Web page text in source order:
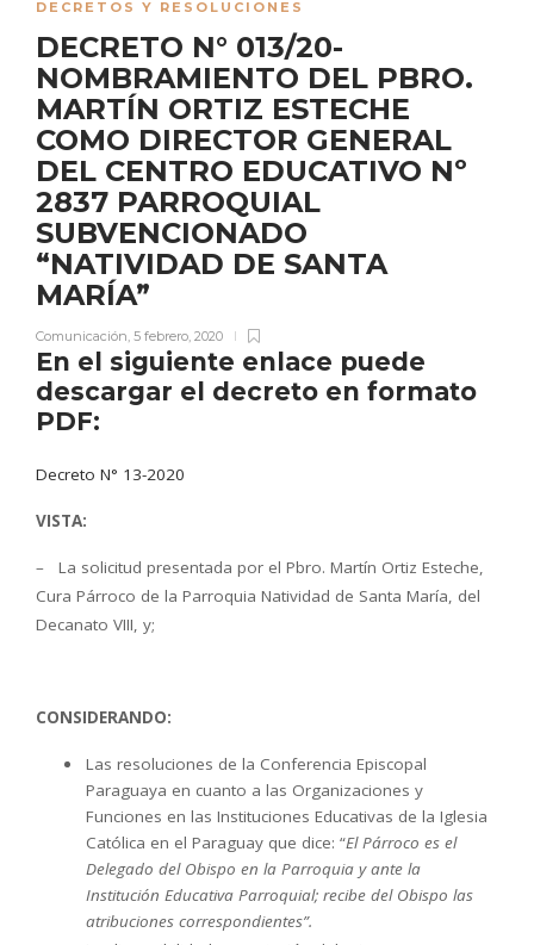
DECRETOS Y RESOLUCIONES
DECRETO N° 013/20-
NOMBRAMIENTO DEL PBRO.
MARTÍN ORTIZ ESTECHE
COMO DIRECTOR GENERAL
DEL CENTRO EDUCATIVO Nº
2837 PARROQUIAL
SUBVENCIONADO
“NATIVIDAD DE SANTA
MARÍA”
Comunicación, 5 febrero, 2020
En el siguiente enlace puede
descargar el decreto en formato
PDF:
Decreto N° 13-2020
VISTA:
– La solicitud presentada por el Pbro. Martín Ortiz Esteche,
Cura Párroco de la Parroquia Natividad de Santa María, del
Decanato VIII, y;
CONSIDERANDO:
Las resoluciones de la Conferencia Episcopal
Paraguaya en cuanto a las Organizaciones y
Funciones en las Instituciones Educativas de la Iglesia
Católica en el Paraguay que dice: “El Párroco es el
Delegado del Obispo en la Parroquia y ante la
Institución Educativa Parroquial; recibe del Obispo las
atribuciones correspondientes”.